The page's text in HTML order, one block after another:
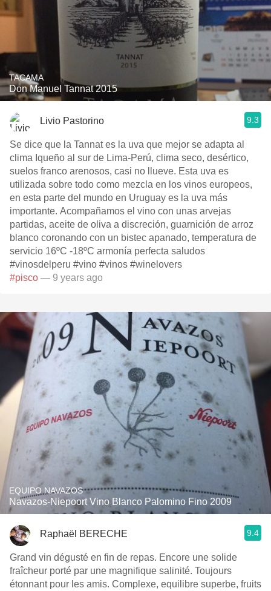
TACAMA
Don Manuel Tannat 2015
Livio Pastorino 9.3
Se dice que la Tannat es la uva que mejor se adapta al
clima Iqueño al sur de Lima-Perú, clima seco, desértico,
suelos franco arenosos, casi no llueve. Esta uva es
utilizada sobre todo como mezcla en los vinos europeos,
en esta parte del mundo en Uruguay es la uva más
importante. Acompañamos el vino con unas arvejas
partidas, aceite de oliva a discreción, guarnición de arroz
blanco coronando con un bistec apanado, temperatura de
servicio 16ºC -18ºC armonía perfecta saludos
#vinosdelperu #vino #vinos #winelovers
#pisco — 9 years ago
EQUIPO NAVAZOS
Navazos-Niepoort Vino Blanco Palomino Fino 2009
Raphaël BERECHE 9.4
Grand vin dégusté en fin de repas. Encore une solide
fraîcheur porté par une magnifique salinité. Toujours
étonnant pour les amis. Complexe, equilibre superbe, fruits